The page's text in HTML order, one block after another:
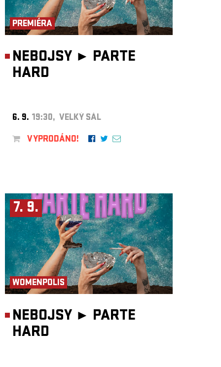
PREMIÉRA
NEBOJSY ► PARTE
HARD
6. 9. 19:30, VELKÝ SÁL
VYPRODÁNO!
7. 9.
WOMENPOLIS
NEBOJSY ► PARTE
HARD